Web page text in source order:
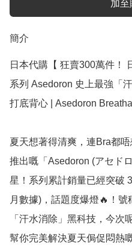
加至
簡介
日本代購【 狂賣300萬件！
系列 Asedoron 史上最強「
打底背心 | Asedoron
夏天想著得清爽，連Bra都
推出嘅「Asedoron (アセド
星！系列累計銷量已經突破
月數據)，話題度爆燈🔥！
「汗水消除」黑科技，今次
幫你完美解決夏天侷促悶熱